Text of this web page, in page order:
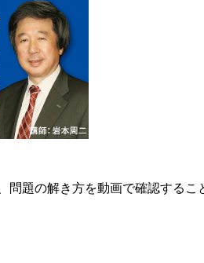
題の解き方を動画で確認するこ